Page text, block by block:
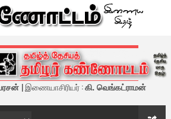
- இணைய இதழ்
| இணையாசிரியர் :கி. வெங்கட்ராமன்